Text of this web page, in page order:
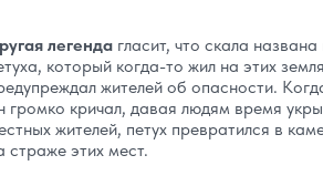
легенда гласит, что скала
который когда-то жил на этих
жителей об опасности.
громко кричал, давая людям время
жителей, петух превратился в
страже этих мест.